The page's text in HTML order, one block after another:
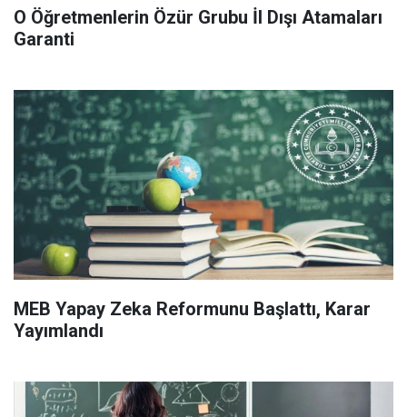
O Öğretmenlerin Özür Grubu İl Dışı Atamaları
Garanti
MEB Yapay Zeka Reformunu Başlattı, Karar
Yayımlandı